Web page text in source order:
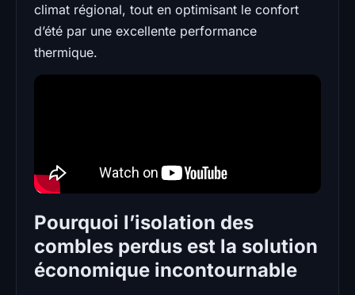
climat régional, tout en optimisant le confort
d’été par une excellente performance
thermique.
Pourquoi l’isolation des
combles perdus est la solution
économique incontournable